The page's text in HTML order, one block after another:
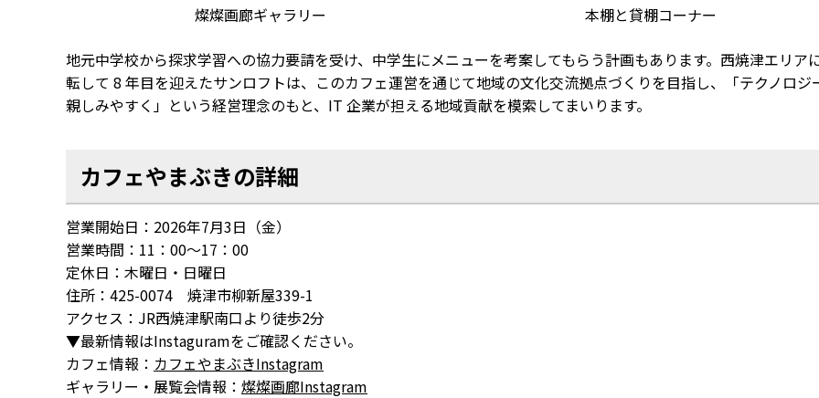
燦燦画廊ギャラリー 本棚と貸棚コーナー
地元中学校から探求学習への協力要請を受け、中学生にメニューを考案してもらう計画もあります。西焼津エリア
転して 8 年目を迎えたサンロフトは、このカフェ運営を通じて地域の文化交流拠点づくりを目指し、「テクノロジ
親しみやすく」という経営理念のもと、IT 企業が担える地域貢献を模索してまいります。
カフェやまぶきの詳細
営業開始日：2026年7月3日（金）
営業時間：11：00～17：00
定休日：木曜日・日曜日
住所：425-0074 焼津市柳新屋339-1
アクセス：JR西焼津駅南口より徒歩2分
▼最新情報はInstaguramをご確認ください。
カフェ情報： カフェやまぶきInstagram
ギャラリー・展覧会情報： 燦燦画廊Instagram